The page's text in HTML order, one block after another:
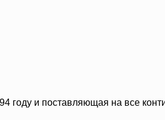
году и поставляющая на все